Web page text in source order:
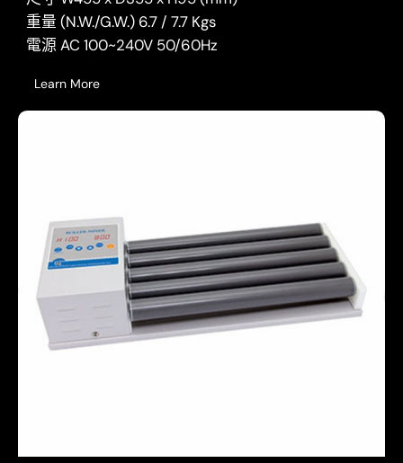
重量 (N.W./G.W.) 6.7 / 7.7 Kgs
電源 AC 100~240V 50/60Hz
Learn More